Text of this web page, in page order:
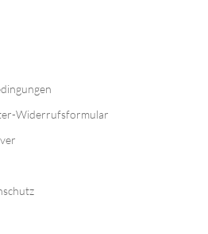
Widerrufsformular